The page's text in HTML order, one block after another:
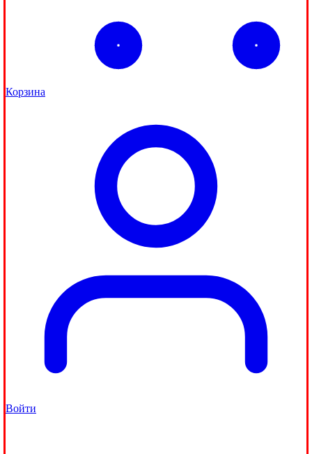
Корзина
Войти